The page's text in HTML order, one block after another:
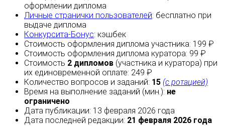
оформлении диплома
Личные странички пользователей: бесплатно при
выдаче диплома
Конкурсита-Бонус: кэшбек
Стоимость оформления диплома участника: 199 ₽
Стоимость оформления диплома куратора: 99 ₽
Стоимость 2 дипломов (участника и куратора) при
их единовременной оплате: 249 ₽
Количество вопросов и заданий: 15 (с ротацией)
Время на выполнение заданий (мин.): не
ограничено
Дата публикации: 13 февраля 2026 года
Дата последней редакции: 21 февраля 2026 года